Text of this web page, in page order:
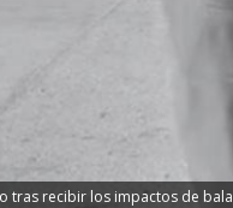
tras recibir los impactos de